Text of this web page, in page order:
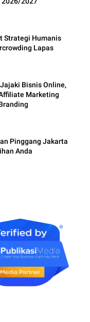
Strategi Humanis
Lapas
Bisnis Online,
Marketing
Pinggang Jakarta
Anda